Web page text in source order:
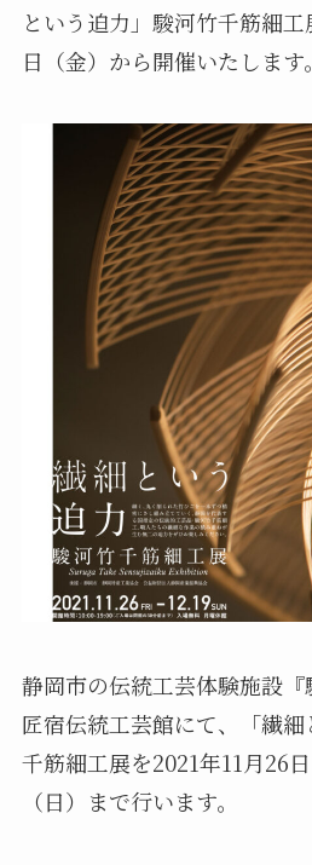
という迫力」駿河竹千筋細
日（金）から開催いたします。
静岡市の伝統工芸体験施設
匠宿伝統工芸館にて、「繊
千筋細工展を2021年11月26
（日）まで行います。